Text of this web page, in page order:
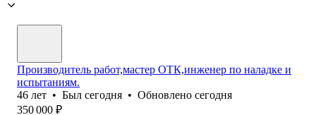
Производитель работ,мастер ОТК,инженер по наладке и
испытаниям.
46 лет • Был сегодня • Обновлено сегодня
350 000 ₽